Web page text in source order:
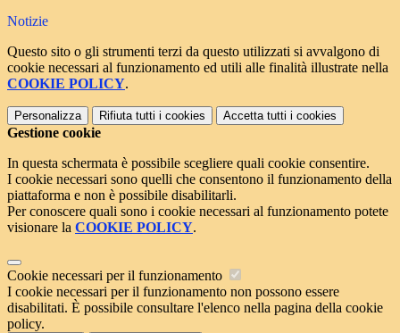
Notizie
Questo sito o gli strumenti terzi da questo utilizzati si avvalgono di
cookie necessari al funzionamento ed utili alle finalità illustrate nella
COOKIE POLICY.
Personalizza Rifiuta tutti i cookies Accetta tutti i cookies
Gestione cookie
In questa schermata è possibile scegliere quali cookie consentire.
I cookie necessari sono quelli che consentono il funzionamento della
piattaforma e non è possibile disabilitarli.
Per conoscere quali sono i cookie necessari al funzionamento potete
visionare la COOKIE POLICY.
Cookie necessari per il funzionamento
I cookie necessari per il funzionamento non possono essere
disabilitati. È possibile consultare l'elenco nella pagina della cookie
policy.